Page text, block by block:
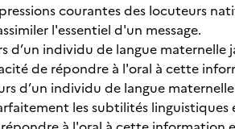
courantes des locuteurs
l'essentiel d'un message.
individu de langue maternelle
de répondre à l'oral à cette
d’un individu de langue
les subtilités